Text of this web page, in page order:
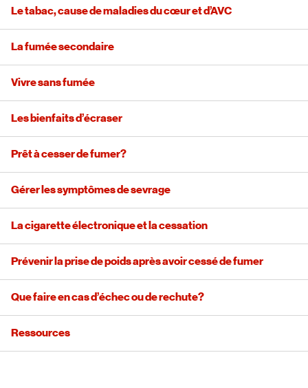
Le tabac, cause de maladies du cœur et d’AVC
La fumée secondaire
Vivre sans fumée
Les bienfaits d’écraser
Prêt à cesser de fumer?
Gérer les symptômes de sevrage
La cigarette électronique et la cessation
Prévenir la prise de poids après avoir cessé de fumer
Que faire en cas d’échec ou de rechute?
Ressources